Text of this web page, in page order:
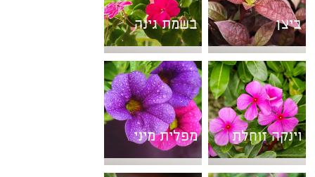
ביצן בשמת גינה
וינקה זוחלת מפלית מיני